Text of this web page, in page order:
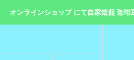
オンラインショップ にて自家焙煎 珈